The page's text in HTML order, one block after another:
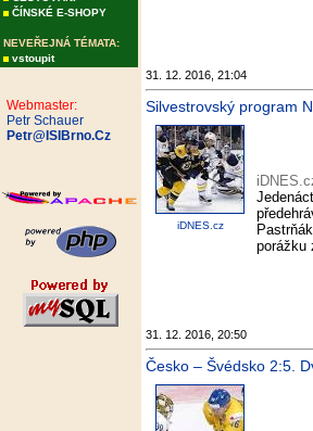
ČÍNSKÉ E-SHOPY
NEVEŘEJNÁ TÉMATA:
vstoupit
Webmaster:
Petr Schauer
Petr@ISIBrno.Cz
31. 12. 2016, 21:04
Silvestrovský program
iDNES.cz
porážku
31. 12. 2016, 20:50
Česko – Švédsko 2:5.